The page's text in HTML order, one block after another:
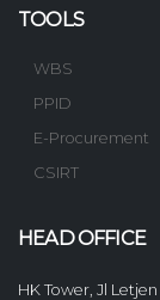
TOOLS
WBS
PPID
E-Procurement
CSIRT
HEAD OFFICE
HK Tower, Jl